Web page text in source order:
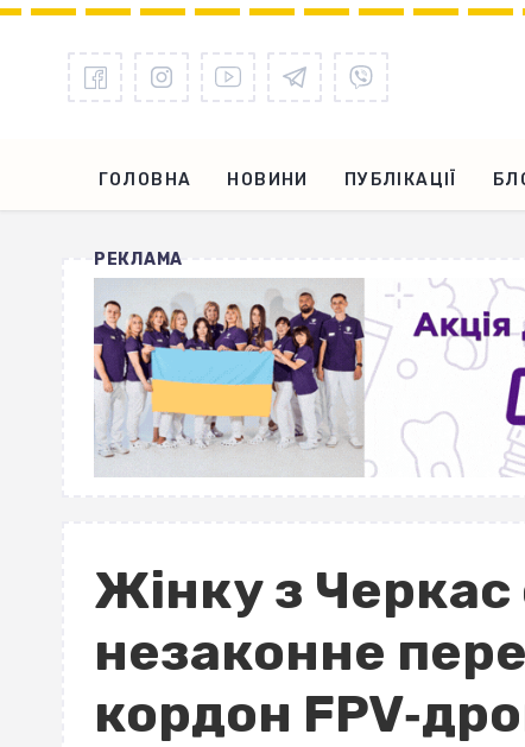
ГОЛОВНА НОВИНИ ПУБЛІКАЦІЇ
РЕКЛАМА
Жінку з
незаконне
кордон